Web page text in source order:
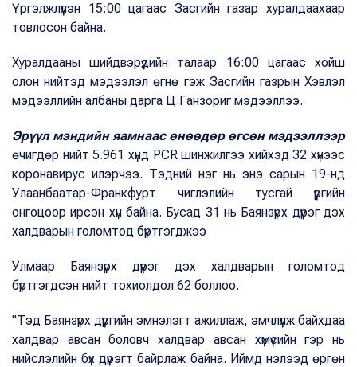
Үргэлжлүүлэн 15:00 цагаас Засгийн газар хуралдаахаар
товлосон байна.
Хуралдааны шийдвэрүүдийн талаар 16:00 цагаас хойш
олон нийтэд мэдээлэл өгнө гэж Засгийн газрын Хэвлэл
мэдээллийн албаны дарга Ц.Ганзориг мэдээллээ.
Эрүүл мэндийн яамнаас өнөөдөр өгсөн мэдээллээр
өчигдөр нийт 5.961 хүнд PCR шинжилгээ хийхэд 32 хүнээс
коронавирус илэрчээ. Тэдний нэг нь энэ сарын 19-нд
Улаанбаатар-Франкфурт чиглэлийн тусгай үүргийн
онгоцоор ирсэн хүн байна. Бусад 31 нь Баянзүрх дүүрэг дэх
халдварын голомтод бүртгэгджээ
Улмаар Баянзүрх дүүрэг дэх халдварын голомтод
бүртгэгдсэн нийт тохиолдол 62 боллоо.
"Тэд Баянзүрх дүүргийн эмнэлэгт ажиллаж, эмчлүүлж байхдаа
халдвар авсан боловч халдвар авсан хүмүүсийн гэр нь
нийслэлийн бүх дүүрэгт байрлаж байна. Иймд нэлээд өргөн